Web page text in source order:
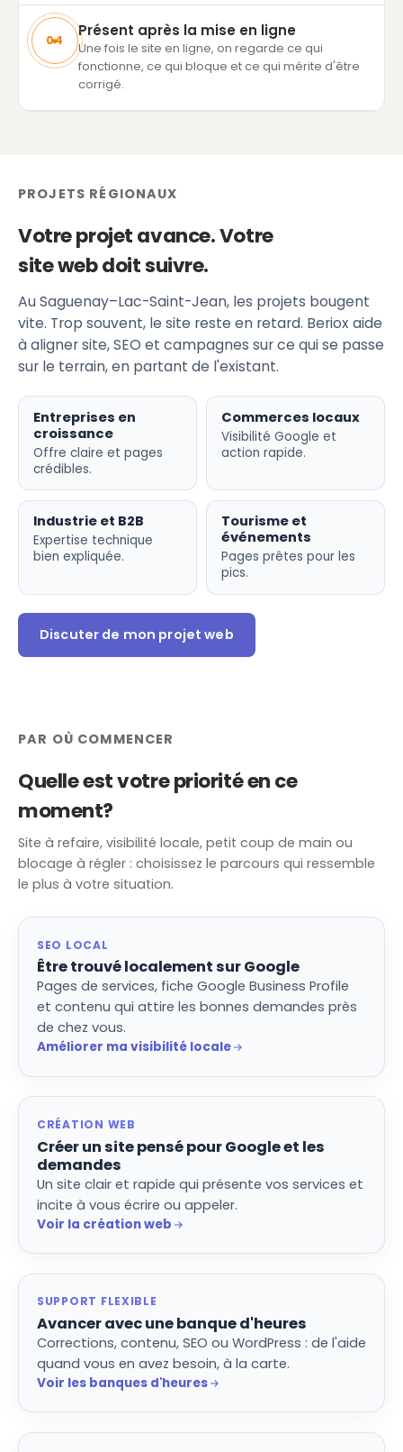
04
Présent après la mise en ligne
Une fois le site en ligne, on regarde ce qui
fonctionne, ce qui bloque et ce qui mérite d'être
corrigé.
PROJETS RÉGIONAUX
Votre projet avance. Votre
site web doit suivre.
Au Saguenay–Lac-Saint-Jean, les projets bougent
vite. Trop souvent, le site reste en retard. Beriox aide
à aligner site, SEO et campagnes sur ce qui se passe
sur le terrain, en partant de l'existant.
Entreprises en
croissance
Offre claire et pages
crédibles.
Commerces locaux
Visibilité Google et
action rapide.
Industrie et B2B
Expertise technique
bien expliquée.
Tourisme et
événements
Pages prêtes pour les
pics.
Discuter de mon projet web
PAR OÙ COMMENCER
Quelle est votre priorité en ce
moment?
Site à refaire, visibilité locale, petit coup de main ou
blocage à régler : choisissez le parcours qui ressemble
le plus à votre situation.
SEO LOCAL
Être trouvé localement sur Google
Pages de services, fiche Google Business Profile
et contenu qui attire les bonnes demandes près
de chez vous.
Améliorer ma visibilité locale
CRÉATION WEB
Créer un site pensé pour Google et les
demandes
Un site clair et rapide qui présente vos services et
incite à vous écrire ou appeler.
Voir la création web
SUPPORT FLEXIBLE
Avancer avec une banque d'heures
Corrections, contenu, SEO ou WordPress : de l'aide
quand vous en avez besoin, à la carte.
Voir les banques d'heures